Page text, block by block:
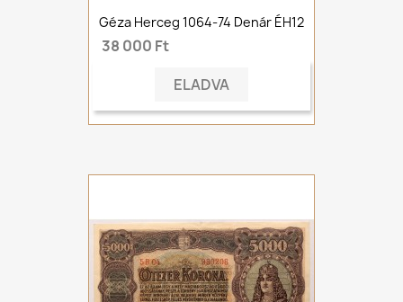
Géza Herceg 1064-74 Denár ÉH12
38 000 Ft
ELADVA